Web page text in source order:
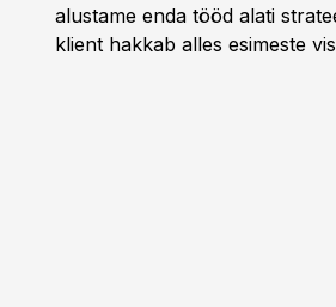
alustame enda tööd alati
klient hakkab alles esimeste